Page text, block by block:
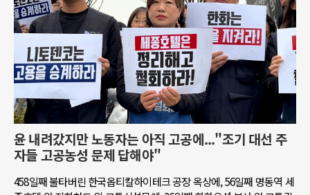
윤 내려갔지만 노동자는 아직 고공에..."조기 대선 주
자들 고공농성 문제 답해야"
458일째 불타버린 한국옵티칼하이테크 공장 옥상에, 56일째 명동역 세